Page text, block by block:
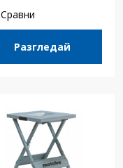
Сравни
Разгледай